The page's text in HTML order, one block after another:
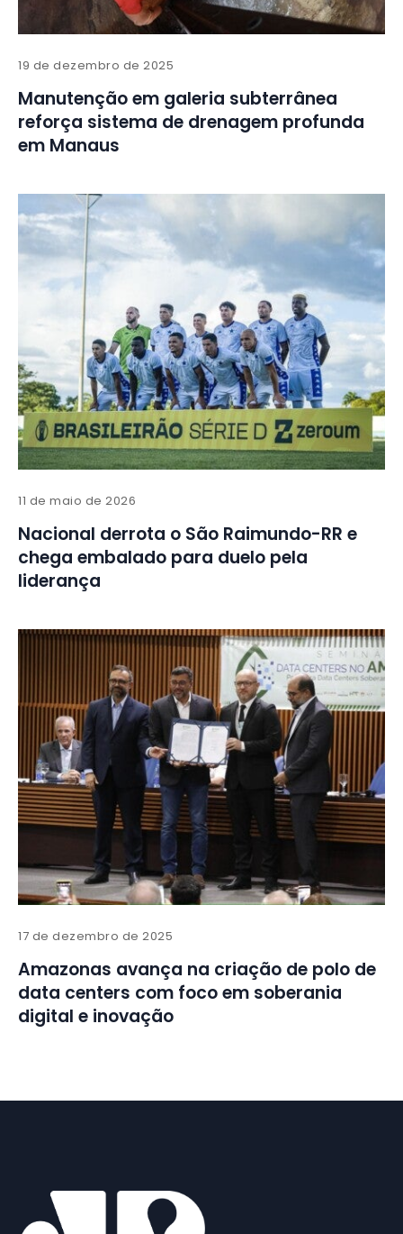
19 de dezembro de 2025
Manutenção em galeria subterrânea
reforça sistema de drenagem profunda
em Manaus
11 de maio de 2026
Nacional derrota o São Raimundo-RR e
chega embalado para duelo pela
liderança
17 de dezembro de 2025
Amazonas avança na criação de polo de
data centers com foco em soberania
digital e inovação